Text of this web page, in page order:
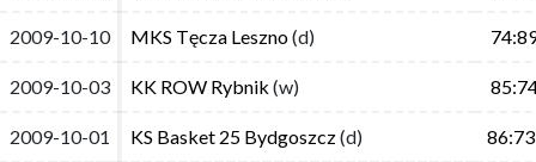
2009-10-10 MKS Tęcza Leszno(d) 74:89
2009-10-03 KK ROW Rybnik (w) 85:74
2009-10-01 KS Basket 25 Bydgoszcz(d) 86:73
2009-10-10 MKS Tęcza Leszno(d)
2009-10-03 KK ROW Rybnik (w)
2009-10-01 KS Basket 25 Bydgoszcz(d) 86:73